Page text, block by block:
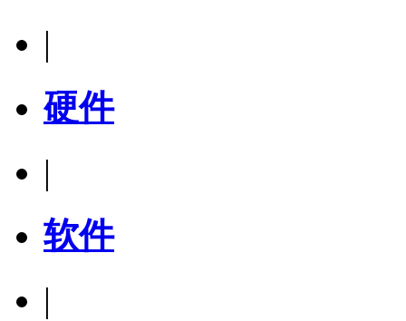
|
硬件
|
软件
|